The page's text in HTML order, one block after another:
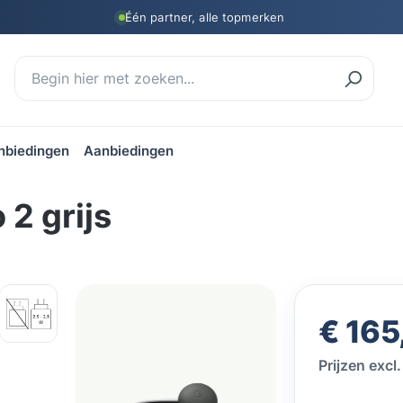
Één partner, alle topmerken
Aanbiedingen
2 grijs
Normale
€
Prijzen